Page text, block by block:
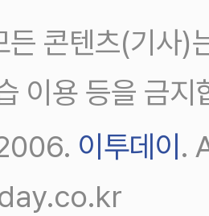
든 콘텐츠(기사)
이용 등을 금지
이투데이 .